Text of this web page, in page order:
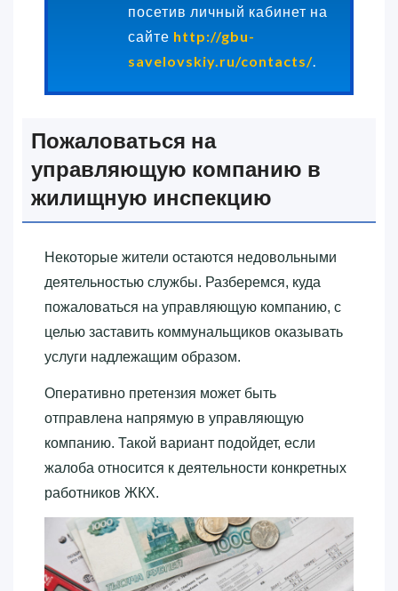
посетив личный кабинет на
сайте http://gbu-
savelovskiy.ru/contacts/.
Пожаловаться на
управляющую компанию в
жилищную инспекцию
Некоторые жители остаются недовольными
деятельностью службы. Разберемся, куда
пожаловаться на управляющую компанию, с
целью заставить коммунальщиков оказывать
услуги надлежащим образом.
Оперативно претензия может быть
отправлена напрямую в управляющую
компанию. Такой вариант подойдет, если
жалоба относится к деятельности конкретных
работников ЖКХ.